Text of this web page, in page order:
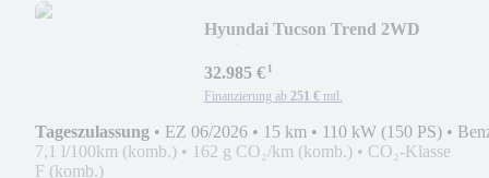
Hyundai Tucson Trend 2WD
32.985 €¹
Finanzierung ab 251 € mtl.
Tageszulassung • EZ 06/2026 • 15 km • 110 kW (150 PS) •
7,1 l/100km (komb.) • 162 g CO₂/km (komb.) • CO₂-Klasse
F (komb.)